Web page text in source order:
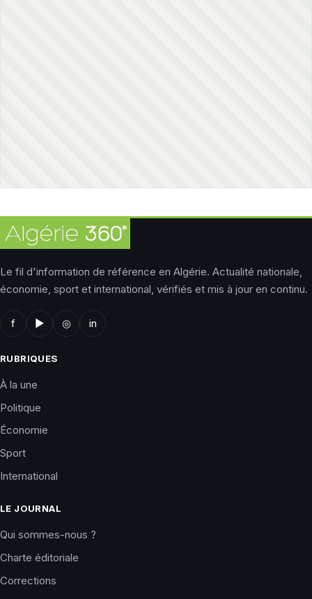
Le fil d'information de référence en Algérie. Actualité nationale,
économie, sport et international, vérifiés et mis à jour en continu.
f ▶ ◎ in
RUBRIQUES
À la une
Politique
Économie
Sport
International
LE JOURNAL
Qui sommes-nous ?
Charte éditoriale
Corrections